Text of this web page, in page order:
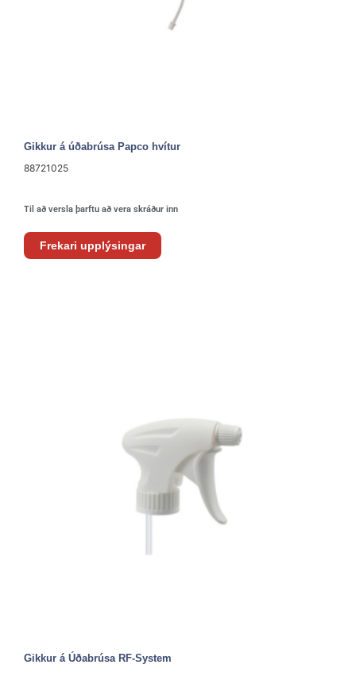
Gikkur á úðabrúsa Papco hvítur
88721025
Til að versla þarftu að vera skráður inn
Frekari upplýsingar
Gikkur á Úðabrúsa RF-System